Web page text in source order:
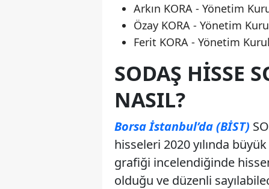
Arkın KORA - Yönetim
Özay KORA - Yönetim
Ferit KORA - Yönetim
SODAŞ HISSE
NASIL?
Borsa İstanbul’da (BİST)
hisseleri 2020 yılında
grafiği incelendiğinde
olduğu ve düzenli